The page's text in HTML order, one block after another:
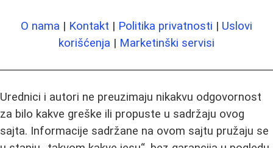
O nama | Kontakt | Politika privatnosti | Uslovi
korišćenja | Marketinški servisi
Urednici i autori ne preuzimaju nikakvu odgovornost
za bilo kakve greške ili propuste u sadržaju ovog
sajta. Informacije sadržane na ovom sajtu pružaju se